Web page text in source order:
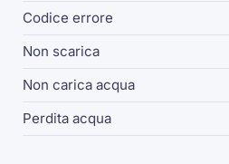
Codice errore
Non scarica
Non carica acqua
Perdita acqua